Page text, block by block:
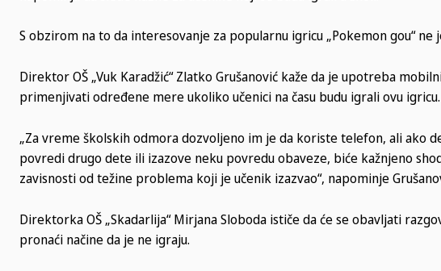
S obzirom na to da interesovanje za popularnu igricu „Pokemon gou“
Direktor OŠ „Vuk Karadžić“ Zlatko Grušanović kaže da je upotreba
primenjivati određene mere ukoliko učenici na času budu igrali ovu igricu.
„Za vreme školskih odmora dozvoljeno im je da koriste telefon, ali ako
povredi drugo dete ili izazove neku povredu obaveze, biće kažnjeno
zavisnosti od težine problema koji je učenik izazvao“, napominje
Direktorka OŠ „Skadarlija“ Mirjana Sloboda ističe da će se obavljati
pronaći načine da je ne igraju.